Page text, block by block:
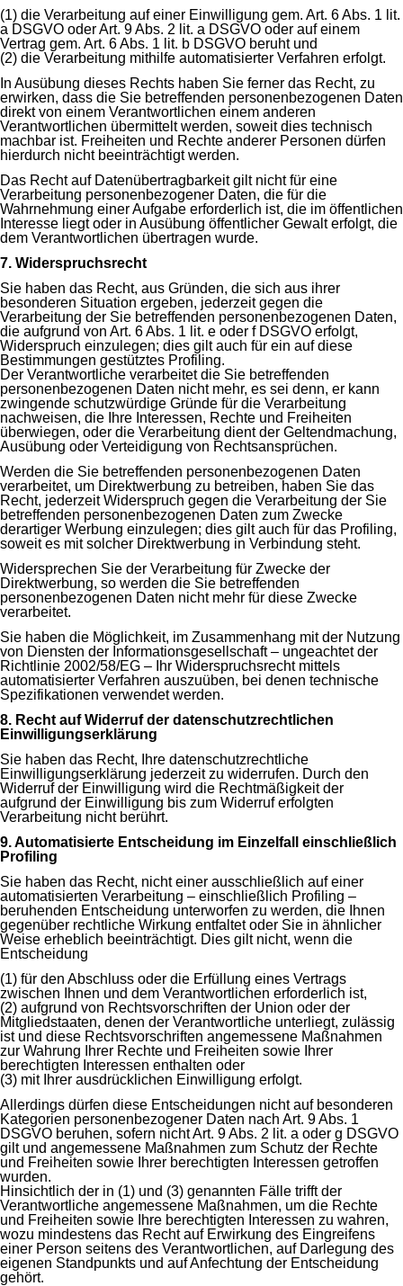
(1) die Verarbeitung auf einer Einwilligung gem. Art. 6 Abs. 1 lit.
a DSGVO oder Art. 9 Abs. 2 lit. a DSGVO oder auf einem
Vertrag gem. Art. 6 Abs. 1 lit. b DSGVO beruht und
(2) die Verarbeitung mithilfe automatisierter Verfahren erfolgt.
In Ausübung dieses Rechts haben Sie ferner das Recht, zu
erwirken, dass die Sie betreffenden personenbezogenen Daten
direkt von einem Verantwortlichen einem anderen
Verantwortlichen übermittelt werden, soweit dies technisch
machbar ist. Freiheiten und Rechte anderer Personen dürfen
hierdurch nicht beeinträchtigt werden.
Das Recht auf Datenübertragbarkeit gilt nicht für eine
Verarbeitung personenbezogener Daten, die für die
Wahrnehmung einer Aufgabe erforderlich ist, die im öffentlichen
Interesse liegt oder in Ausübung öffentlicher Gewalt erfolgt, die
dem Verantwortlichen übertragen wurde.
7. Widerspruchsrecht
Sie haben das Recht, aus Gründen, die sich aus ihrer
besonderen Situation ergeben, jederzeit gegen die
Verarbeitung der Sie betreffenden personenbezogenen Daten,
die aufgrund von Art. 6 Abs. 1 lit. e oder f DSGVO erfolgt,
Widerspruch einzulegen; dies gilt auch für ein auf diese
Bestimmungen gestütztes Profiling.
Der Verantwortliche verarbeitet die Sie betreffenden
personenbezogenen Daten nicht mehr, es sei denn, er kann
zwingende schutzwürdige Gründe für die Verarbeitung
nachweisen, die Ihre Interessen, Rechte und Freiheiten
überwiegen, oder die Verarbeitung dient der Geltendmachung,
Ausübung oder Verteidigung von Rechtsansprüchen.
Werden die Sie betreffenden personenbezogenen Daten
verarbeitet, um Direktwerbung zu betreiben, haben Sie das
Recht, jederzeit Widerspruch gegen die Verarbeitung der Sie
betreffenden personenbezogenen Daten zum Zwecke
derartiger Werbung einzulegen; dies gilt auch für das Profiling,
soweit es mit solcher Direktwerbung in Verbindung steht.
Widersprechen Sie der Verarbeitung für Zwecke der
Direktwerbung, so werden die Sie betreffenden
personenbezogenen Daten nicht mehr für diese Zwecke
verarbeitet.
Sie haben die Möglichkeit, im Zusammenhang mit der Nutzung
von Diensten der Informationsgesellschaft – ungeachtet der
Richtlinie 2002/58/EG – Ihr Widerspruchsrecht mittels
automatisierter Verfahren auszuüben, bei denen technische
Spezifikationen verwendet werden.
8. Recht auf Widerruf der datenschutzrechtlichen
Einwilligungserklärung
Sie haben das Recht, Ihre datenschutzrechtliche
Einwilligungserklärung jederzeit zu widerrufen. Durch den
Widerruf der Einwilligung wird die Rechtmäßigkeit der
aufgrund der Einwilligung bis zum Widerruf erfolgten
Verarbeitung nicht berührt.
9. Automatisierte Entscheidung im Einzelfall einschließlich
Profiling
Sie haben das Recht, nicht einer ausschließlich auf einer
automatisierten Verarbeitung – einschließlich Profiling –
beruhenden Entscheidung unterworfen zu werden, die Ihnen
gegenüber rechtliche Wirkung entfaltet oder Sie in ähnlicher
Weise erheblich beeinträchtigt. Dies gilt nicht, wenn die
Entscheidung
(1) für den Abschluss oder die Erfüllung eines Vertrags
zwischen Ihnen und dem Verantwortlichen erforderlich ist,
(2) aufgrund von Rechtsvorschriften der Union oder der
Mitgliedstaaten, denen der Verantwortliche unterliegt, zulässig
ist und diese Rechtsvorschriften angemessene Maßnahmen
zur Wahrung Ihrer Rechte und Freiheiten sowie Ihrer
berechtigten Interessen enthalten oder
(3) mit Ihrer ausdrücklichen Einwilligung erfolgt.
Allerdings dürfen diese Entscheidungen nicht auf besonderen
Kategorien personenbezogener Daten nach Art. 9 Abs. 1
DSGVO beruhen, sofern nicht Art. 9 Abs. 2 lit. a oder g DSGVO
gilt und angemessene Maßnahmen zum Schutz der Rechte
und Freiheiten sowie Ihrer berechtigten Interessen getroffen
wurden.
Hinsichtlich der in (1) und (3) genannten Fälle trifft der
Verantwortliche angemessene Maßnahmen, um die Rechte
und Freiheiten sowie Ihre berechtigten Interessen zu wahren,
wozu mindestens das Recht auf Erwirkung des Eingreifens
einer Person seitens des Verantwortlichen, auf Darlegung des
eigenen Standpunkts und auf Anfechtung der Entscheidung
gehört.